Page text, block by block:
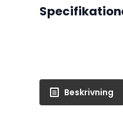
Beskrivning